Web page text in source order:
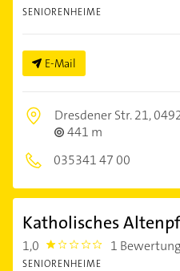
SENIORENHEIME
E-Mail
Dresdener Str. 21,
441 m
035341 47 00
Katholisches
1,0 1.0 1 Bewertung
SENIORENHEIME